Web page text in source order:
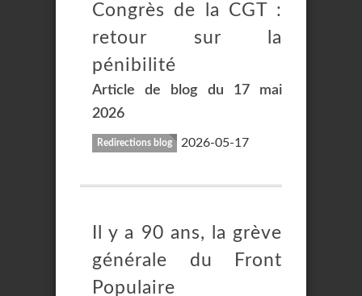
Congrès de la CGT :
retour sur la
pénibilité
Article de blog du 17 mai
2026
Redirections blog 2026-05-17
Il y a 90 ans, la grève
générale du Front
Populaire